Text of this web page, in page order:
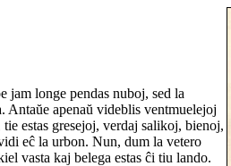
jam longe pendas nuboj, sed la
Antaŭe apenaŭ videblis ventmuelejoj
estas gresejoj, verdaj salikoj, bienoj,
eĉ la urbon. Nun, dum la vetero
vasta kaj belega estas ĉi tiu lando.